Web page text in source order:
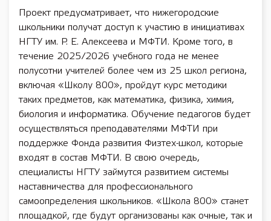
Проект предусматривает, что нижегородские
школьники получат доступ к участию в инициативах
НГТУ им. Р. Е. Алексеева и МФТИ. Кроме того, в
течение 2025/2026 учебного года не менее
полусотни учителей более чем из 25 школ региона,
включая «Школу 800», пройдут курс методики
таких предметов, как математика, физика, химия,
биология и информатика. Обучение педагогов будет
осуществляться преподавателями МФТИ при
поддержке Фонда развития Физтех-школ, которые
входят в состав МФТИ. В свою очередь,
специалисты НГТУ займутся развитием системы
наставничества для профессионального
самоопределения школьников. «Школа 800» станет
площадкой, где будут организованы как очные, так и